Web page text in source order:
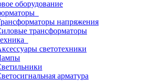
оборудование
напряжения
трансформаторы
светотехники
арматура